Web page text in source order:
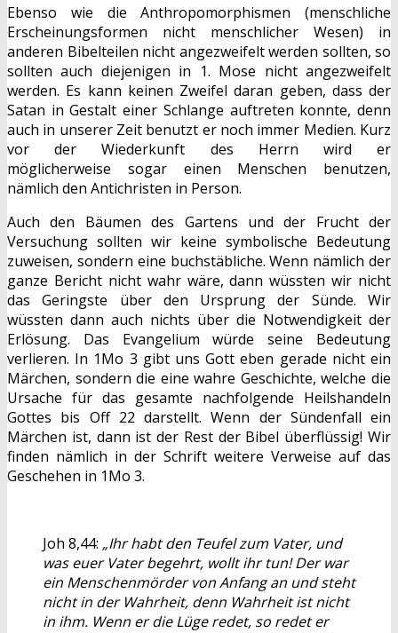
Ebenso wie die Anthropomorphismen (menschliche
Erscheinungsformen nicht menschlicher Wesen) in
anderen Bibelteilen nicht angezweifelt werden sollten, so
sollten auch diejenigen in 1. Mose nicht angezweifelt
werden. Es kann keinen Zweifel daran geben, dass der
Satan in Gestalt einer Schlange auftreten konnte, denn
auch in unserer Zeit benutzt er noch immer Medien. Kurz
vor der Wiederkunft des Herrn wird er
möglicherweise sogar einen Menschen benutzen,
nämlich den Antichristen in Person.
Auch den Bäumen des Gartens und der Frucht der
Versuchung sollten wir keine symbolische Bedeutung
zuweisen, sondern eine buchstäbliche. Wenn nämlich der
ganze Bericht nicht wahr wäre, dann wüssten wir nicht
das Geringste über den Ursprung der Sünde. Wir
wüssten dann auch nichts über die Notwendigkeit der
Erlösung. Das Evangelium würde seine Bedeutung
verlieren. In 1Mo 3 gibt uns Gott eben gerade nicht ein
Märchen, sondern die eine wahre Geschichte, welche die
Ursache für das gesamte nachfolgende Heilshandeln
Gottes bis Off 22 darstellt. Wenn der Sündenfall ein
Märchen ist, dann ist der Rest der Bibel überflüssig! Wir
finden nämlich in der Schrift weitere Verweise auf das
Geschehen in 1Mo 3.
Joh 8,44: „Ihr habt den Teufel zum Vater, und
was euer Vater begehrt, wollt ihr tun! Der war
ein Menschenmörder von Anfang an und steht
nicht in der Wahrheit, denn Wahrheit ist nicht
in ihm. Wenn er die Lüge redet, so redet er